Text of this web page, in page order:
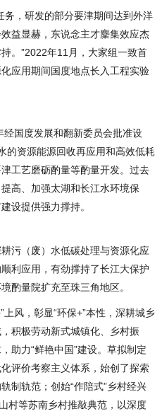
务，研发的部分要津期间达到外洋
益显赫，东说念主才麇集效应杰
。”2022年11月，大家组一致首
应用期间国度地点长入工程实验
国度发展和翻新委员会批准设
的资源能源回收再应用和高效低耗
工艺磨砺酌量等酌量开发。过去
高、加强太湖和长江水环境保
设提供强力撑持。
污（废）水低碳处理与资源化应
利应用，有劲撑持了长江大保护
酌量院扩充至珠三角地区。
风，彰显“环保+”本性，深耕城乡
积极劳动新式城镇化、乡村振
助力“鲜艳中国”建设。草拟制定
评价考察主义体系，始创了探索
制轨范；创始“作陪式”乡村经兴
村等苏南乡村推敲典范，以深度